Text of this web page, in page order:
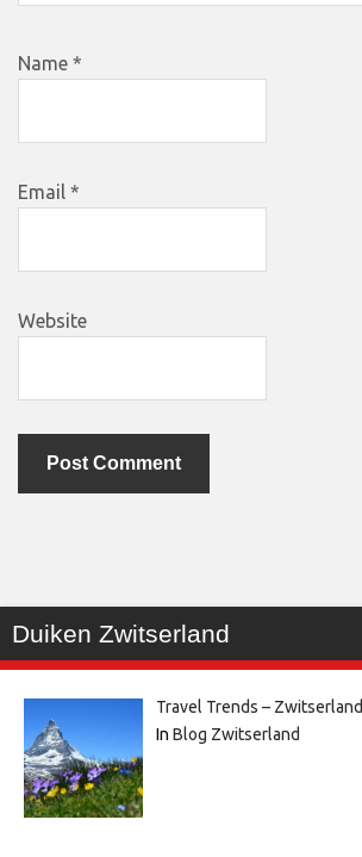
Name *
Email *
Website
Duiken Zwitserland
Travel Trends – Zwitserland
In Blog Zwitserland